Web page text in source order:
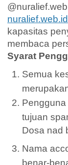
nuralief.web.id
kapasitas
membaca
Syarat
Semua
tujuan
Dosa nad
Nama
benar-